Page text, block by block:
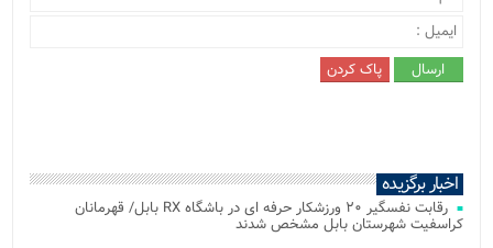
اخبار برگزیده
رقابت نفسگیر ۲۰ ورزشکار حرفه ای در باشگاه RX بابل/ قهرمانان
کراسفیت شهرستان بابل مشخص شدند